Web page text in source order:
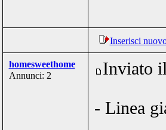
Inserisci
homesweethome
Annunci: 2
Inviato
- Linea